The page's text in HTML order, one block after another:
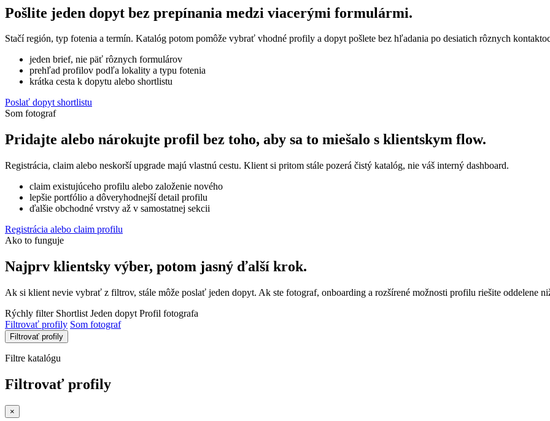
Pošlite jeden dopyt bez prepínania medzi viacerými formulármi.
Stačí región, typ fotenia a termín. Katalóg potom pomôže vybrať vhodné profily a dopyt pošlete bez hľadania po desiatich rôznych
jeden brief, nie päť rôznych formulárov
prehľad profilov podľa lokality a typu fotenia
krátka cesta k dopytu alebo shortlistu
Poslať dopyt shortlistu
Som fotograf
Pridajte alebo nárokujte profil bez toho, aby sa to miešalo s klientskym flow.
Registrácia, claim alebo neskorší upgrade majú vlastnú cestu. Klient si pritom stále pozerá čistý katalóg, nie váš interný dashboard.
claim existujúceho profilu alebo založenie nového
lepšie portfólio a dôveryhodnejší detail profilu
ďalšie obchodné vrstvy až v samostatnej sekcii
Registrácia alebo claim profilu
Ako to funguje
Najprv klientsky výber, potom jasný ďalší krok.
Ak si klient nevie vybrať z filtrov, stále môže poslať jeden dopyt. Ak ste fotograf, onboarding a rozšírené možnosti profilu riešite oddelene
Rýchly filter Shortlist Jeden dopyt Profil fotografa
Filtrovať profily Som fotograf
Filtrovať profily
Filtre katalógu
Filtrovať profily
×